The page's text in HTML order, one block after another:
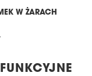
W ŻARACH